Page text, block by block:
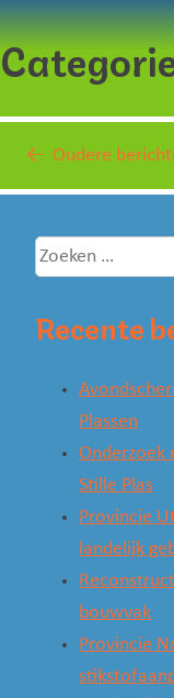
naar
content
Berichten
navigatie
Oudere
Zoeken
naar:
Recente
Plassen
Onderzoek
Stille Plas
Provincie
landelijk
bouwvak
Provincie